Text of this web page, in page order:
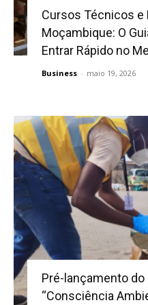
Cursos Técnicos
Moçambique: O
Entrar Rápido no
Business - maio 19, 2026
Pré-lançamento
“Consciência